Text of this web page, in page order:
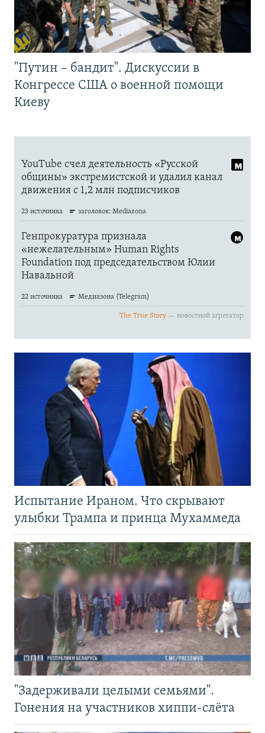
"Путин – бандит". Дискуссии в
Конгрессе США о военной помощи
Киеву
Испытание Ираном. Что скрывают
улыбки Трампа и принца Мухаммеда
"Задерживали целыми семьями".
Гонения на участников хиппи-слёта